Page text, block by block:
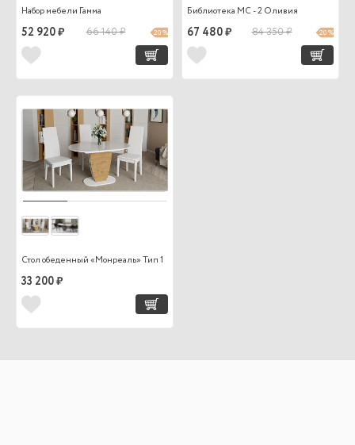
Набор мебели Гамма
52 920 ₽ 66 140 ₽ 20 %
Библиотека МС - 2 Оливия
67 480 ₽ 84 350 ₽ 20 %
Стол обеденный «Монреаль» Тип 1
33 200 ₽